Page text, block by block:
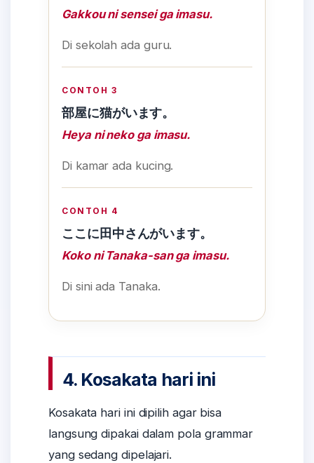
Gakkou ni sensei ga imasu.
Di sekolah ada guru.
CONTOH 3
部屋に猫がいます。
Heya ni neko ga imasu.
Di kamar ada kucing.
CONTOH 4
ここに田中さんがいます。
Koko ni Tanaka-san ga imasu.
Di sini ada Tanaka.
4. Kosakata hari ini
Kosakata hari ini dipilih agar bisa
langsung dipakai dalam pola grammar
yang sedang dipelajari.